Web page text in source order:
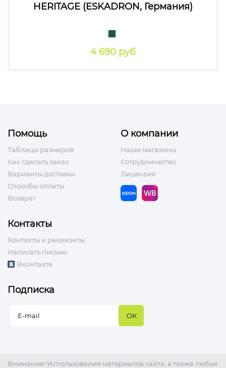
HERITAGE (ESKADRON, Германия)
4 690 руб
Помощь
Таблицы размеров
Как сделать заказ
Варианты доставки
Способы оплаты
Возврат
О компании
Наши магазины
Сотрудничество
Лицензия
Контакты
Контакты и реквизиты
Написать письмо
Вконтакте
Подписка
Внимание! Использование материалов сайта, а также любых